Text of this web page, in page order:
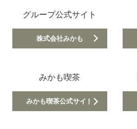
グループ公式サイト
株式会社みかも
みかも喫茶
みかも喫茶公式サイト